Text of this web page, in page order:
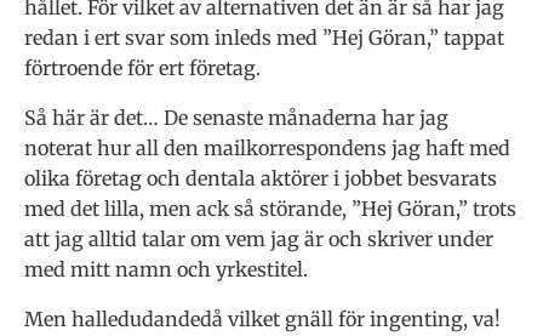
hållet. För vilket av alternativen det än är så har jag
redan i ert svar som inleds med ”Hej Göran,” tappat
förtroende för ert företag.
Så här är det… De senaste månaderna har jag
noterat hur all den mailkorrespondens jag haft med
olika företag och dentala aktörer i jobbet besvarats
med det lilla, men ack så störande, ”Hej Göran,” trots
att jag alltid talar om vem jag är och skriver under
med mitt namn och yrkestitel.
Men halledudandedå vilket gnäll för ingenting, va!